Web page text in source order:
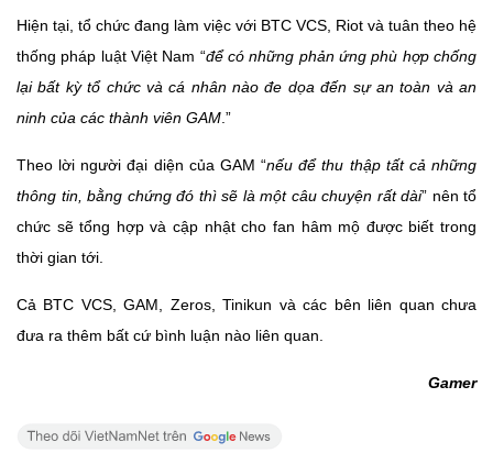
Hiện tại, tổ chức đang làm việc với BTC VCS, Riot và tuân theo hệ
thống pháp luật Việt Nam “để có những phản ứng phù hợp chống
lại bất kỳ tổ chức và cá nhân nào đe dọa đến sự an toàn và an
ninh của các thành viên GAM .”
Theo lời người đại diện của GAM “nếu để thu thập tất cả những
thông tin, bằng chứng đó thì sẽ là một câu chuyện rất dài” nên tổ
chức sẽ tổng hợp và cập nhật cho fan hâm mộ được biết trong
thời gian tới.
Cả BTC VCS, GAM, Zeros, Tinikun và các bên liên quan chưa
đưa ra thêm bất cứ bình luận nào liên quan.
Gamer